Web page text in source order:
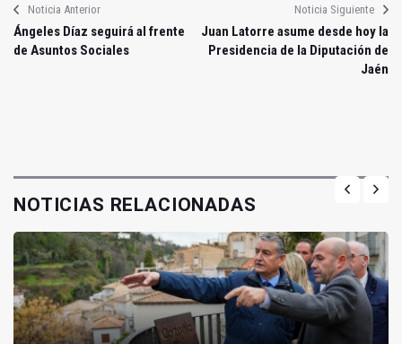
Noticia Anterior
Ángeles Díaz seguirá al frente
de Asuntos Sociales
Noticia Siguiente
Juan Latorre asume desde hoy la
Presidencia de la Diputación de
Jaén
NOTICIAS RELACIONADAS